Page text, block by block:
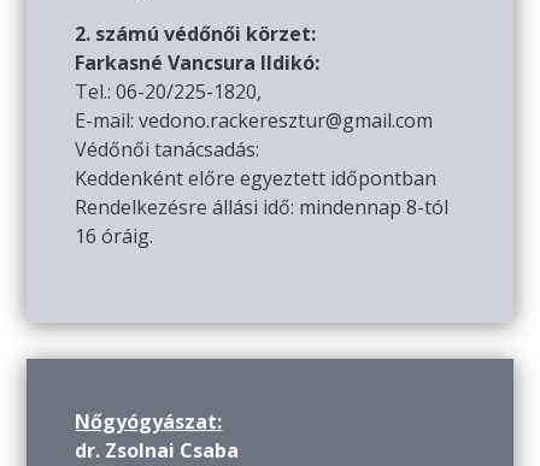
2. számú védőnői körzet:
Farkasné Vancsura Ildikó:
Tel.: 06-20/225-1820,
E-mail: vedono.rackeresztur@gmail.com
Védőnői tanácsadás:
Keddenként előre egyeztett időpontban
Rendelkezésre állási idő: mindennap 8-tól
16 óráig.
Nőgyógyászat:
dr. Zsolnai Csaba